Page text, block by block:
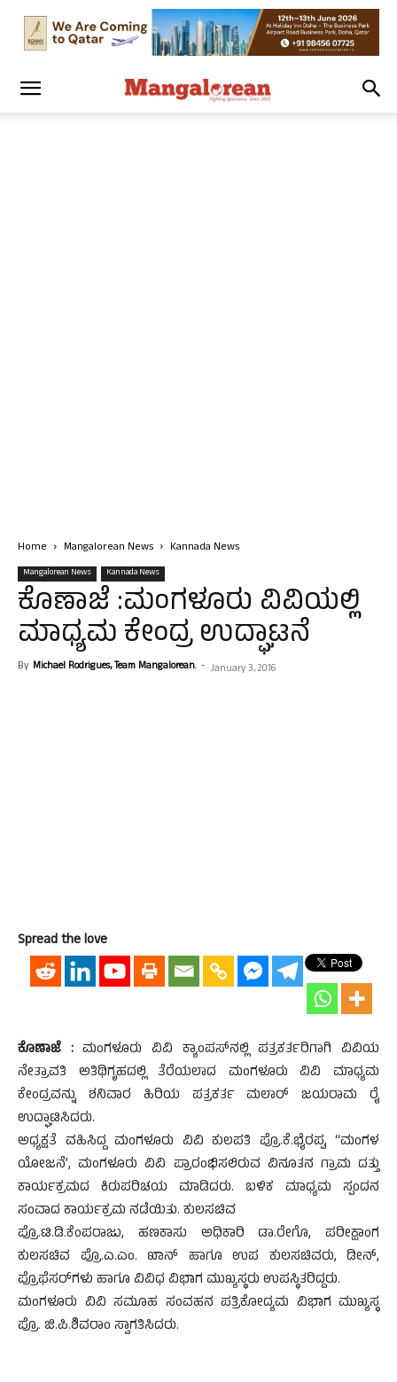
Home Mangalorean News Kannada News
Mangalorean News Kannada News
ಕೊಣಾಜೆ :ಮಂಗಳೂರು ವಿವಿಯಲ್ಲಿ
ಮಾಧ್ಯಮ ಕೇಂದ್ರ ಉದ್ಘಾಟನೆ
By Michael Rodrigues, Team Mangalorean. - January 3, 2016
Spread the love
ಕೊಣಾಜೆ :ಮಂಗಳೂರು ವಿವಿ ಕ್ಯಾಂಪಸ್‌ನಲ್ಲಿ ಪತ್ರಕರ್ತರಿಗಾಗಿ ವಿವಿಯ
ನೇತ್ರಾವತಿ ಅತಿಥಿಗೃಹದಲ್ಲಿ ತೆರೆಯಲಾದ ಮಂಗಳೂರು ವಿವಿ ಮಾಧ್ಯಮ
ಕೇಂದ್ರವನ್ನು ಶನಿವಾರ ಹಿರಿಯ ಪತ್ರಕರ್ತ ಮಲಾರ್‌ ಜಯರಾಮ ರೈ
ಉದ್ಘಾಟಿಸಿದರು.
ಅಧ್ಯಕ್ಷತೆ ವಹಿಸಿದ್ದ ಮಂಗಳೂರು ವಿವಿ ಕುಲಪತಿ ಪ್ರೊ.ಕೆ.ಭೈರಪ್ಪ, “ಮಂಗಳ
ಯೋಜನೆ’, ಮಂಗಳೂರು ವಿವಿ ಪ್ರಾರಂಭಿಸಲಿರುವ ವಿನೂತನ ಗ್ರಾಮ ದತ್ತು
ಕಾರ್ಯಕ್ರಮದ ಕಿರುಪರಿಚಯ ಮಾಡಿದರು. ಬಳಿಕ ಮಾಧ್ಯಮ ಸ್ಪಂದನ
ಸಂವಾದ ಕಾರ್ಯಕ್ರಮ ನಡೆಯಿತು. ಕುಲಸಚಿವ
ಪ್ರೊ.ಟಿ.ಡಿ.ಕೆಂಪರಾಜು, ಹಣಕಾಸು ಅಧಿಕಾರಿ ಡಾ.ರೇಗೊ, ಪರೀಕ್ಷಾಂಗ
ಕುಲಸಚಿವ ಪ್ರೊ.ಎ.ಎಂ. ಖಾನ್‌ ಹಾಗೂ ಉಪ ಕುಲಸಚಿವರು, ಡೀನ್‌,
ಪ್ರೊಫೆಸರ್‌ಗಳು ಹಾಗೂ ವಿವಿಧ ವಿಭಾಗ ಮುಖ್ಯಸ್ಥರು ಉಪಸ್ಥಿತರಿದ್ದರು.
ಮಂಗಳೂರು ವಿವಿ ಸಮೂಹ ಸಂವಹನ ಪತ್ರಿಕೋದ್ಯಮ ವಿಭಾಗ ಮುಖ್ಯಸ್ಥ
ಪ್ರೊ. ಜಿ.ಪಿ.ಶಿವರಾಂ ಸ್ವಾಗತಿಸಿದರು.